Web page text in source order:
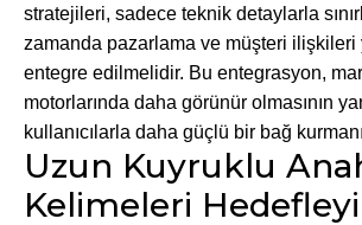
stratejileri, sadece teknik detaylarla
zamanda pazarlama ve müşteri
entegre edilmelidir. Bu entegrasyon,
motorlarında daha görünür olmasının
kullanıcılarla daha güçlü bir bağ
Uzun Kuyruklu
Kelimeleri